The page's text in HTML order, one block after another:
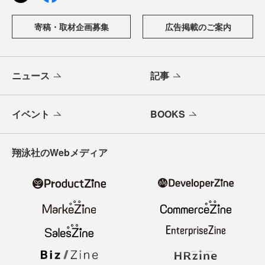
寄稿・取材企画募集 広告掲載のご案内
ニュース 記事
イベント BOOKS
翔泳社のWebメディア